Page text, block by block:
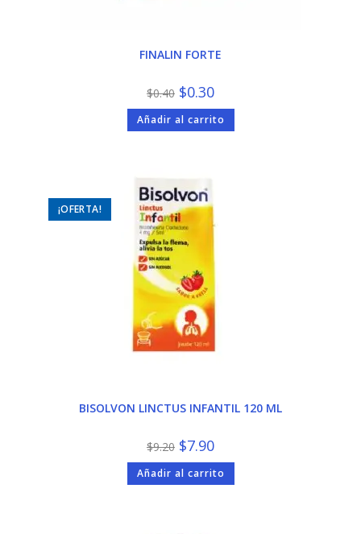
FINALIN FORTE
$0.40 El
precio
original
era:
$0.40.
$0.30El
actual
es:
$0.30.
Añadir al carrito
¡OFERTA!
BISOLVON LINCTUS INFANTIL 120 ML
$9.20 El
precio
original
era:
$9.20.
$7.90El
precio
actual
es:
$7.90.
Añadir al carrito